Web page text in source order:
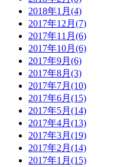
2018年1月(4)
2017年12月(7)
2017年11月(6)
2017年10月(6)
2017年9月(6)
2017年8月(3)
2017年7月(10)
2017年6月(15)
2017年5月(14)
2017年4月(13)
2017年3月(19)
2017年2月(14)
2017年1月(15)